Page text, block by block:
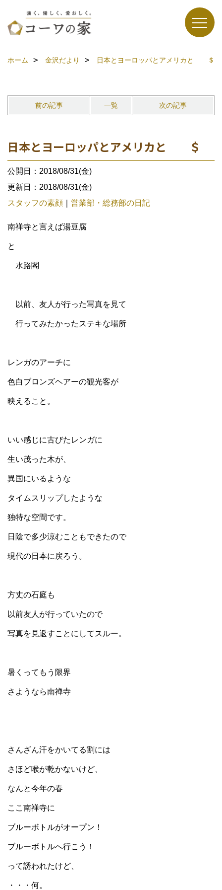
ホーム 金沢だより 日本とヨーロッパとアメリカと ＄
前の記事 一覧 次の記事
日本とヨーロッパとアメリカと ＄
公開日：2018/08/31(金)
更新日：2018/08/31(金)
スタッフの素顔
営業部・総務部の日記
南禅寺と言えば湯豆腐
と
水路閣
以前、友人が行った写真を見て
行ってみたかったステキな場所
レンガのアーチに
色白ブロンズヘアーの観光客が
映えること。
いい感じに古びたレンガに
生い茂った木が、
異国にいるような
タイムスリップしたような
独特な空間です。
日陰で多少涼むこともできたので
現代の日本に戻ろう。
方丈の石庭も
以前友人が行っていたので
写真を見返すことにしてスルー。
暑くってもう限界
さようなら南禅寺
さんざん汗をかいてる割には
さほど喉が乾かないけど、
なんと今年の春
ここ南禅寺に
ブルーボトルがオープン！
ブルーボトルへ行こう！
って誘われたけど、
・・・何。